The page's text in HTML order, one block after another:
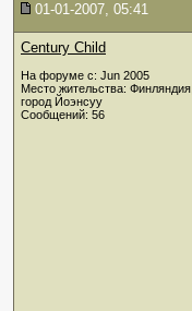
01-01-2007, 05:41
Century Child
На форуме с: Jun 2005
Место жительства: Финляндия,
город Йоэнсуу
Сообщений: 56